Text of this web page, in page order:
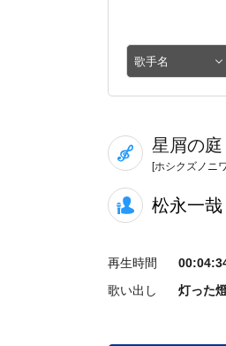
星屑の庭
[ホシクズノニ
松永一哉
再生時間
歌い出し
灯った